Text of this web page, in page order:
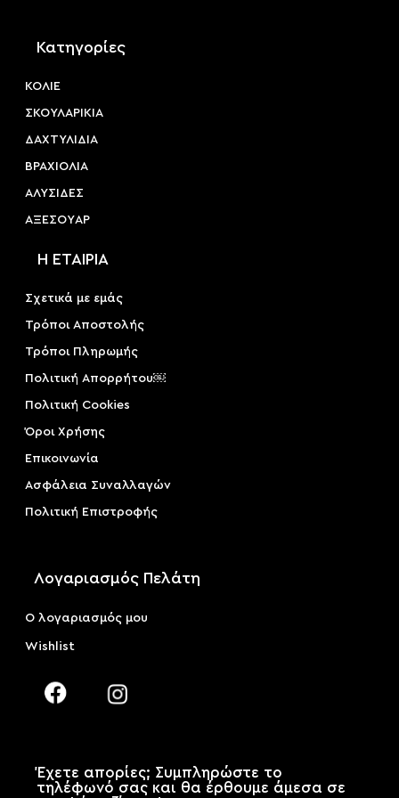
Κατηγορίες
ΚΟΛΙΕ
ΣΚΟΥΛΑΡΙΚΙΑ
ΔΑΧΤΥΛΙΔΙΑ
ΒΡΑΧΙΟΛΙΑ
ΑΛΥΣΙΔΕΣ
ΑΞΕΣΟΥAΡ
Η ΕΤΑΙΡΙΑ
Σχετικά με εμάς
Τρόποι Αποστολής
Τρόποι Πληρωμής
Πολιτική Απορρήτου￼
Πολιτική Cookies
Όροι Χρήσης
Επικοινωνία
Ασφάλεια Συναλλαγών
Πολιτική Επιστροφής
Λογαριασμός Πελάτη
Ο λογαριασμός μου
Wishlist
Έχετε απορίες; Συμπληρώστε το
τηλέφωνό σας και θα έρθουμε άμεσα σε